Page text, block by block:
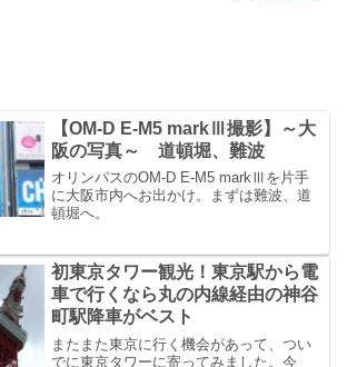
【OM-D E-M5 markⅢ撮影】～大
阪の写真～ 道頓堀、難波
オリンパスのOM-D E-M5 markⅢを片手
に大阪市内へお出かけ。まずは難波、道
頓堀へ。
初東京タワー観光！東京駅から電
車で行くなら丸の内線経由の神谷
町駅降車がベスト
またまた東京に行く機会があって、つい
でに東京タワーに寄ってみました。今